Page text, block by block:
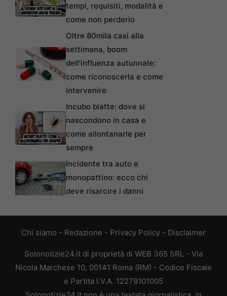
tempi, requisiti, modalità e
come non perderlo
Oltre 80mila casi alla
settimana, boom
dell’influenza autunnale:
come riconoscerla e come
intervenire
Incubo blatte: dove si
nascondono in casa e
come allontanarle per
sempre
Incidente tra auto e
monopattino: ecco chi
deve risarcire i danni
Chi siamo - Redazione - Privacy Policy - Disclaimer
Solonotizie24.it di proprietà di WEB 365 SRL - Via
Nicola Marchese 10, 00141 Roma (RM) - Codice Fiscale
e Partita I.V.A. 12279101005